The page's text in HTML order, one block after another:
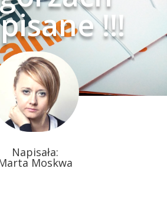
!!!
Napisała:
Moskwa